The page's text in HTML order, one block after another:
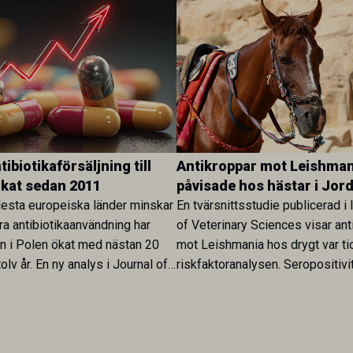
till
sedan 2011
europeiska länder minskar
antibiotikaanvändning har
i Polen ökat med nästan 20
år. En ny analys i Journal of
Antikroppar mot
påvisade hos hästar i
En tvärsnittsstudie publicerad i
of Veterinary Sciences visar
mot Leishmania hos drygt var
riskfaktoranalysen.